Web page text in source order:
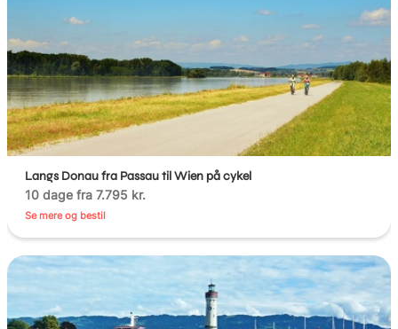
Langs Donau fra Passau til Wien på cykel
10 dage fra 7.795 kr.
Se mere og bestil